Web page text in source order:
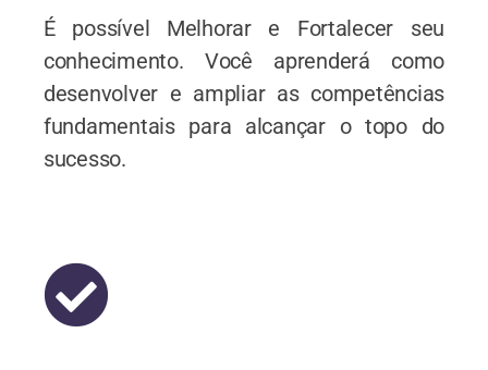
É possível Melhorar e Fortalecer seu
conhecimento. Você aprenderá como
desenvolver e ampliar as competências
fundamentais para alcançar o topo do
sucesso.